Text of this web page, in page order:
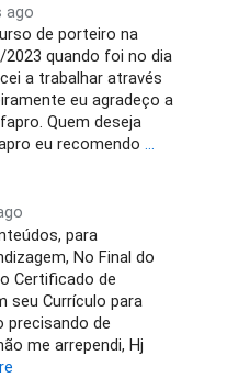
ago
de porteiro na
quando foi no dia
a trabalhar através
eu agradeço a
Quem deseja
eu recomendo …
para
No Final do
Certificado de
seu Currículo para
precisando de
me arrependi, Hj